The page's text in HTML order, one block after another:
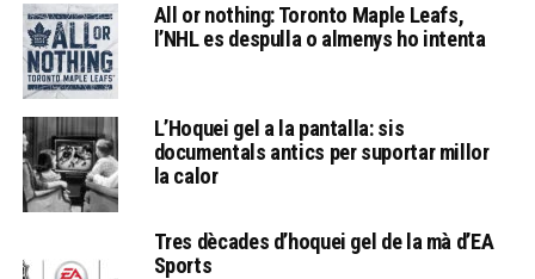
All or nothing: Toronto Maple Leafs,
l’NHL es despulla o almenys ho intenta
L’Hoquei gel a la pantalla: sis
documentals antics per suportar millor
la calor
Tres dècades d’hoquei gel de la mà d’EA
Sports